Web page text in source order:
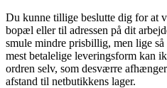
Du kunne tillige beslutte dig for at
bopæl eller til adressen på dit
smule mindre prisbillig, men lige
mest betalelige leveringsform kan
ordren selv, som desværre
afstand til netbutikkens lager.